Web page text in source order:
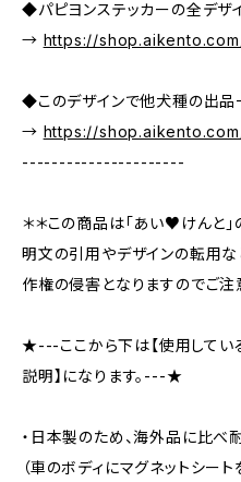
◆パピヨンステッカーの全デザ
→ https://
◆このデザインで他犬種の出品
→ https://
----------------------
＊＊この商品は「あい♥けんと
明文の引用やデザインの転用
作権の侵害となりますのでご注
★---ここから下は【使用してい
説明】になります。---★
・日本製のため、海外品に比べ
（車のボディにマグネットシー